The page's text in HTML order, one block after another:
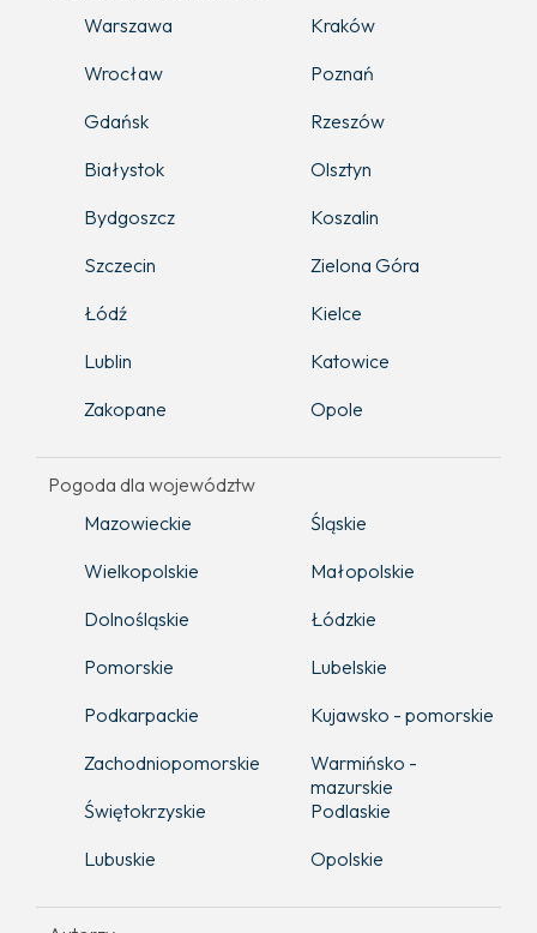
Warszawa
Kraków
Wrocław
Poznań
Gdańsk
Rzeszów
Białystok
Olsztyn
Bydgoszcz
Koszalin
Szczecin
Zielona Góra
Łódź
Kielce
Lublin
Katowice
Zakopane
Opole
Pogoda dla województw
Mazowieckie
Śląskie
Wielkopolskie
Małopolskie
Dolnośląskie
Łódzkie
Pomorskie
Lubelskie
Podkarpackie
Kujawsko - pomorskie
Zachodniopomorskie
Warmińsko -
mazurskie
Świętokrzyskie
Podlaskie
Lubuskie
Opolskie